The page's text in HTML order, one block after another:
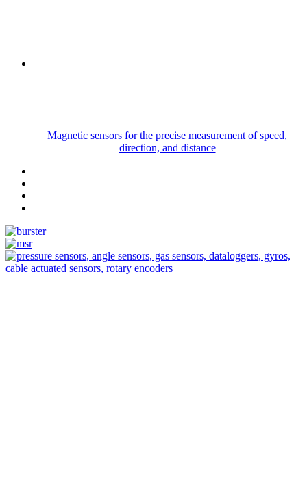
Magnetic sensors for the precise measurement of speed,
direction, and distance